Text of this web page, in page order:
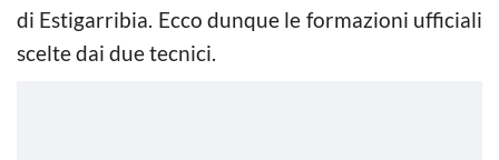
di Estigarribia. Ecco dunque le formazioni ufficiali
scelte dai due tecnici.